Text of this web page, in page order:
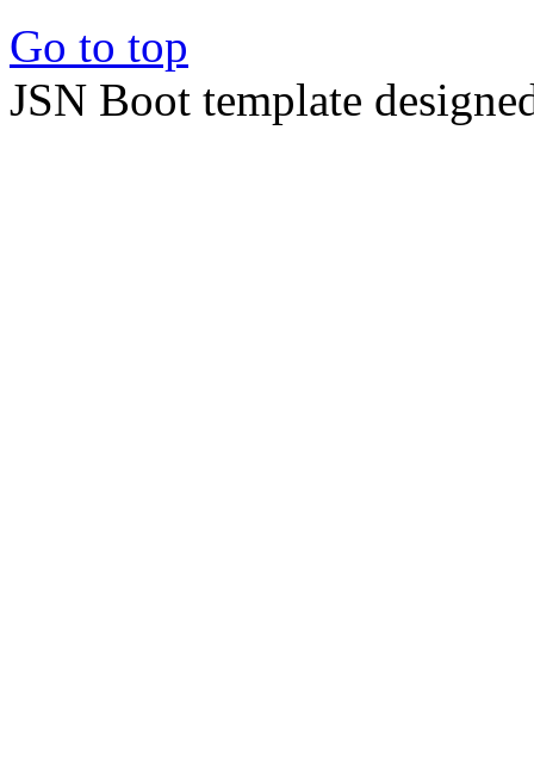
Go to top
JSN Boot template